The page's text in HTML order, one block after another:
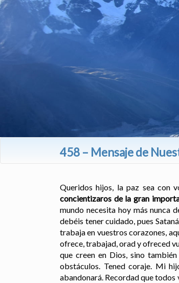
458 – Mensaje de
Queridos hijos, la paz sea con
concientizaros de la gran
mundo necesita hoy más nunca
debéis tener cuidado, pues
trabaja en vuestros corazones,
ofrece, trabajad, orad y ofreced
que creen en Dios, sino
obstáculos. Tened coraje. Mi
abandonará. Recordad que